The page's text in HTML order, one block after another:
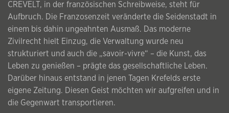
CREVELT, in der französischen Schreibweise, steht für
Aufbruch. Die Franzosenzeit veränderte die Seidenstadt in
einem bis dahin ungeahnten Ausmaß. Das moderne
Zivilrecht hielt Einzug, die Verwaltung wurde neu
strukturiert und auch die „savoir-vivre“ – die Kunst, das
Leben zu genießen – prägte das gesellschaftliche Leben.
Darüber hinaus entstand in jenen Tagen Krefelds erste
eigene Zeitung. Diesen Geist möchten wir aufgreifen und in
die Gegenwart transportieren.